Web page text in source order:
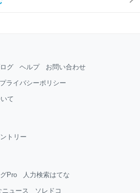
グ ヘルプ お問い合わせ
プライバシーポリシー
て
トリー
Pro 人力検索はてな
ニュース ソレドコ